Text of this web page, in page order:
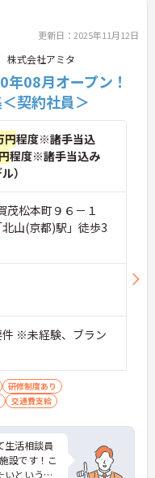
トなど、
相談くだ
更新日：2025年11月12日
株式会社アミタ
年08月オープン！
契約社員＞
円程度※諸手当込
程度※諸手当込み
）
茂松本町９６－１
山(京都)駅」徒歩3
※未経験、ブラン
研修制度あり
交通費支給
生活相談員
設です！こ
いという方